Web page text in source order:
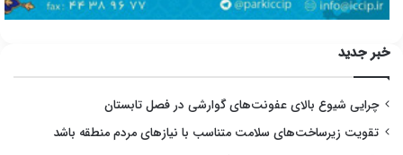
خبر جدید
چرایی شیوع بالای عفونت‌های گوارشی در فصل تابستان
تقویت زیرساخت‌های سلامت متناسب با نیازهای مردم منطقه باشد